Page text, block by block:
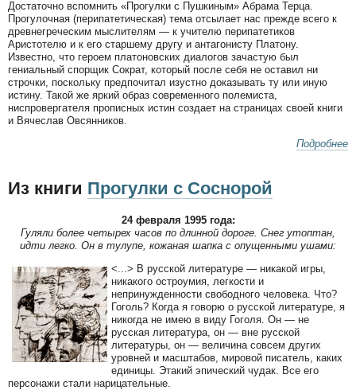
Достаточно вспомнить «Прогулки с Пушкиным» Абрама Терца.
Прогулочная (перипатетическая) тема отсылает нас прежде всего к
древнегреческим мыслителям — к учителю перипатетиков
Аристотелю и к его старшему другу и антагонисту Платону.
Известно, что героем платоновских диалогов зачастую был
гениальный спорщик Сократ, который после себя не оставил ни
строчки, поскольку предпочитал изустно доказывать ту или иную
истину. Такой же яркий образ современного полемиста,
ниспровергателя прописных истин создает на страницах своей книги
и Вячеслав Овсянников.
Подробнее
Из книги Прогулки с Соснорой
24 февраля 1995 года:
Гуляли более четырех часов по длинной дороге. Снег утоптан,
идти легко. Он в тулупе, кожаная шапка с опущенными ушами:
<...> В русской литературе — никакой игры,
никакого остроумия, легкости и
непринужденности свободного человека. Что?
Гоголь? Когда я говорю о русской литературе, я
никогда не имею в виду Гоголя. Он — не
русская литература, он — вне русской
литературы, он — величина совсем других
уровней и масштабов, мировой писатель, каких
единицы. Этакий эпический чудак. Все его
персонажи стали нарицательные.